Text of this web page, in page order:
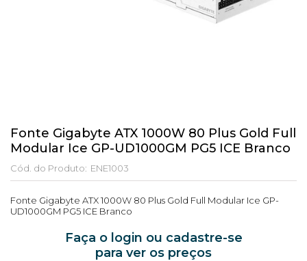
Fonte Gigabyte ATX 1000W 80 Plus Gold Full
Modular Ice GP-UD1000GM PG5 ICE Branco
Cód. do Produto: ENE1003
Fonte Gigabyte ATX 1000W 80 Plus Gold Full Modular Ice GP-
UD1000GM PG5 ICE Branco
Faça o login ou cadastre-se
para ver os preços